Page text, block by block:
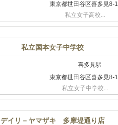
東京都世田谷区喜多見8-
私立女子高校...
私立国本女子中学校
喜多見駅
東京都世田谷区喜多見8-
私立女子中学校...
デイリ－ヤマザキ 多摩堤通り店